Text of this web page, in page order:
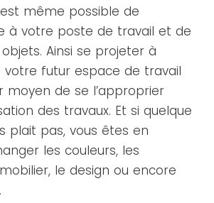
est même possible de
à votre poste de travail et de
Ainsi se projeter à
votre futur espace de travail
moyen de se l’approprier
des travaux. Et si quelque
plait pas, vous êtes en
les couleurs, les
le design ou encore